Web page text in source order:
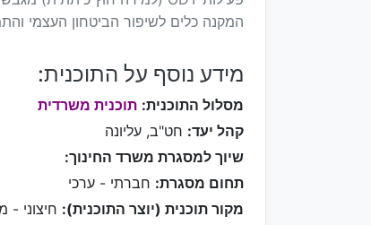
המקנה כלים לשיפור הביטחון העצמי
מידע נוסף על התוכנית:
מסלול התוכנית: תוכנית משרדית
קהל יעד: חט"ב, עליונה
שיוך למסגרת משרד החינוך:
תחום מסגרת: חברתי - ערכי
מקור תוכנית (יוצר התוכנית): חיצוני -